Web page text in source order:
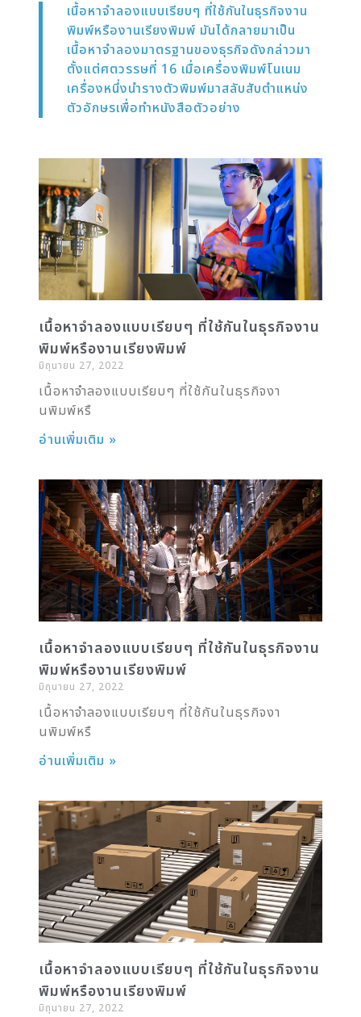
เนื้อหาจำลองแบบเรียบๆ ที่ใช้กันในธุรกิจงาน
พิมพ์หรืองานเรียงพิมพ์ มันได้กลายมาเป็น
เนื้อหาจำลองมาตรฐานของธุรกิจดังกล่าวมา
ตั้งแต่ศตวรรษที่ 16 เมื่อเครื่องพิมพ์โนเนม
เครื่องหนึ่งนำรางตัวพิมพ์มาสลับสับตำแหน่ง
ตัวอักษรเพื่อทำหนังสือตัวอย่าง
เนื้อหาจำลองแบบเรียบๆ ที่ใช้กันในธุรกิจงาน
พิมพ์หรืองานเรียงพิมพ์
มิถุนายน 27, 2022
เนื้อหาจำลองแบบเรียบๆ ที่ใช้กันในธุรกิจงา
นพิมพ์หรื
อ่านเพิ่มเติม »
เนื้อหาจำลองแบบเรียบๆ ที่ใช้กันในธุรกิจงาน
พิมพ์หรืองานเรียงพิมพ์
มิถุนายน 27, 2022
เนื้อหาจำลองแบบเรียบๆ ที่ใช้กันในธุรกิจงา
นพิมพ์หรื
อ่านเพิ่มเติม »
เนื้อหาจำลองแบบเรียบๆ ที่ใช้กันในธุรกิจงาน
พิมพ์หรืองานเรียงพิมพ์
มิถุนายน 27, 2022